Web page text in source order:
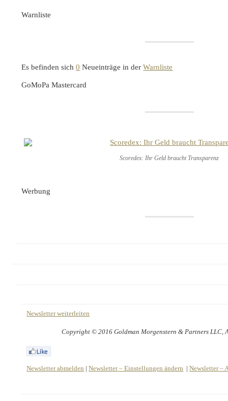
Warnliste
Es befinden sich0 Neueinträge in derWarnliste
GoMoPa Mastercard
Scoredex: Ihr Geld braucht Transparenz
Werbung
Newsletter weiterleiten
Copyright © 2016 Goldman Morgenstern & Partners LLC,
Newsletter abmelden |Newsletter – Einstellungen ändern |Newsletter –